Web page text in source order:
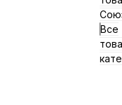
Все